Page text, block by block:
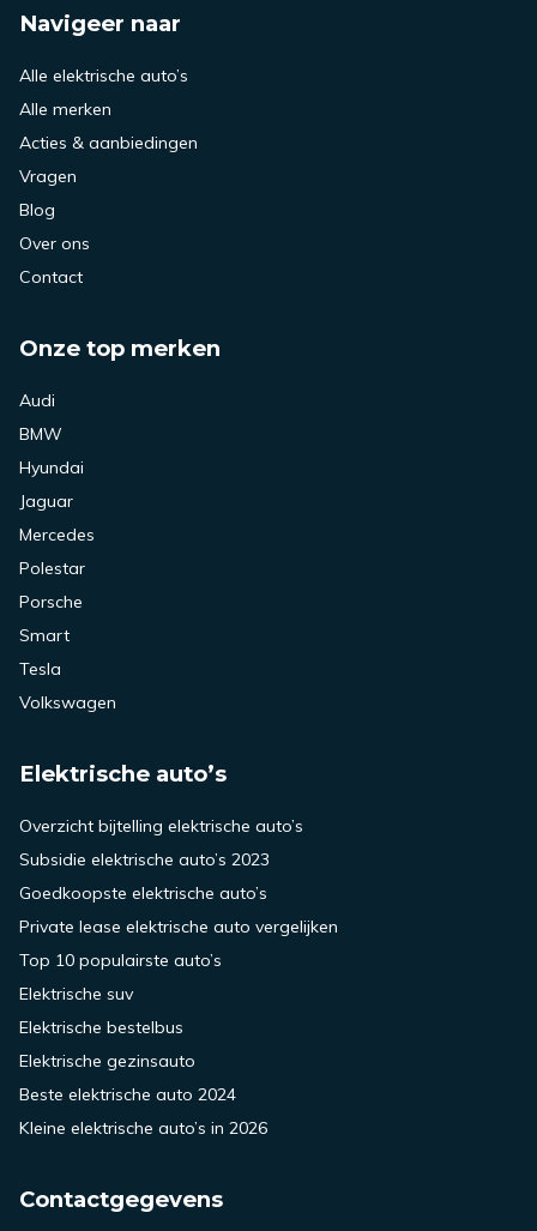
Navigeer naar
Alle elektrische auto’s
Alle merken
Acties & aanbiedingen
Vragen
Blog
Over ons
Contact
Onze top merken
Audi
BMW
Hyundai
Jaguar
Mercedes
Polestar
Porsche
Smart
Tesla
Volkswagen
Elektrische auto’s
Overzicht bijtelling elektrische auto’s
Subsidie elektrische auto’s 2023
Goedkoopste elektrische auto’s
Private lease elektrische auto vergelijken
Top 10 populairste auto’s
Elektrische suv
Elektrische bestelbus
Elektrische gezinsauto
Beste elektrische auto 2024
Kleine elektrische auto’s in 2026
Contactgegevens